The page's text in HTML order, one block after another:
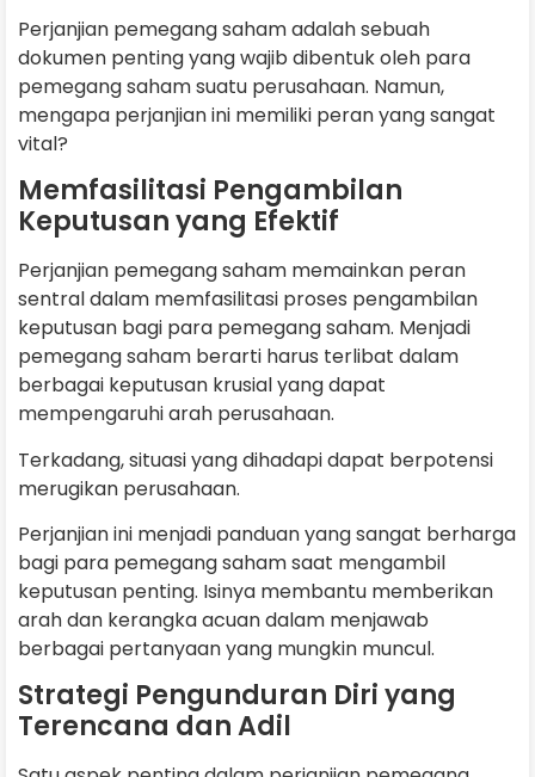
Perjanjian pemegang saham adalah sebuah
dokumen penting yang wajib dibentuk oleh para
pemegang saham suatu perusahaan. Namun,
mengapa perjanjian ini memiliki peran yang sangat
vital?
Memfasilitasi Pengambilan
Keputusan yang Efektif
Perjanjian pemegang saham memainkan peran
sentral dalam memfasilitasi proses pengambilan
keputusan bagi para pemegang saham. Menjadi
pemegang saham berarti harus terlibat dalam
berbagai keputusan krusial yang dapat
mempengaruhi arah perusahaan.
Terkadang, situasi yang dihadapi dapat berpotensi
merugikan perusahaan.
Perjanjian ini menjadi panduan yang sangat berharga
bagi para pemegang saham saat mengambil
keputusan penting. Isinya membantu memberikan
arah dan kerangka acuan dalam menjawab
berbagai pertanyaan yang mungkin muncul.
Strategi Pengunduran Diri yang
Terencana dan Adil